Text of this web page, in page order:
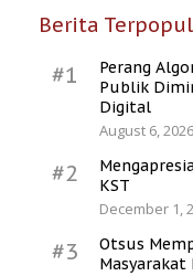
Berita
#1
Perang
Publik
Digital
August 6, 2026
#2
KST
December 1,
#3
Otsus
Masyarakat